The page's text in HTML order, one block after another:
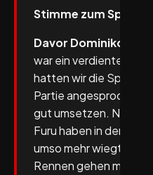
Stimme zum Spiel:
Davor Dominikovic
war ein verdienter
hatten wir die
Partie angesprochen
gut umsetzen. Niko
Furu haben in der 2.
umso mehr wiegt, als
Rennen gehen